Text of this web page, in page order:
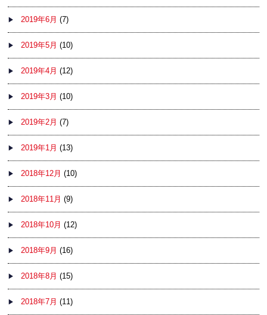
2019年6月 (7)
2019年5月 (10)
2019年4月 (12)
2019年3月 (10)
2019年2月 (7)
2019年1月 (13)
2018年12月 (10)
2018年11月 (9)
2018年10月 (12)
2018年9月 (16)
2018年8月 (15)
2018年7月 (11)